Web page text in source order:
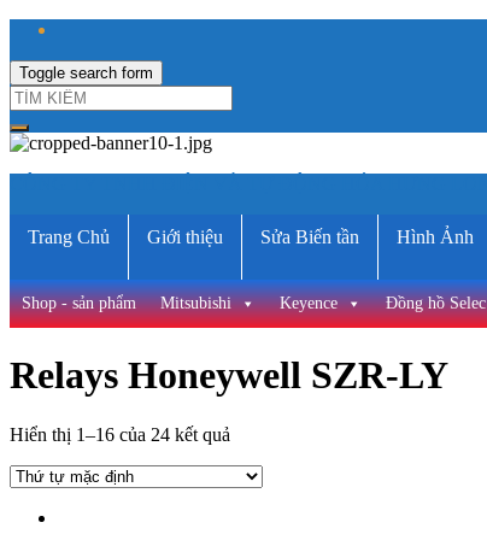
Toggle search form
Trang Chủ Giới thiệu Sửa Biến tần Hình Ảnh
Shop - sản phẩm Mitsubishi Keyence Đồng hồ Selec
Relays Honeywell SZR-LY
Hiển thị 1–16 của 24 kết quả